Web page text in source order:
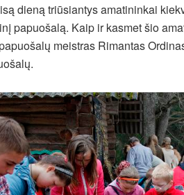
dieną triūsiantys amatininkai
papuošalą. Kaip ir kasmet šio
meistras Rimantas